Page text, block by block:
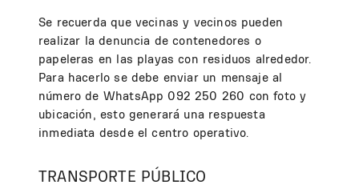
Se recuerda que vecinas y vecinos pueden
realizar la denuncia de contenedores o
papeleras en las playas con residuos alrededor.
Para hacerlo se debe enviar un mensaje al
número de WhatsApp 092 250 260 con foto y
ubicación, esto generará una respuesta
inmediata desde el centro operativo.
TRANSPORTE PÚBLICO